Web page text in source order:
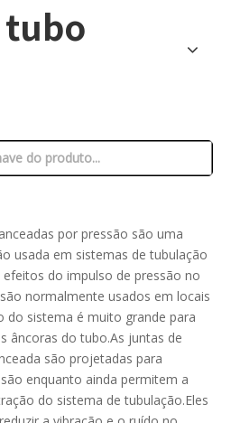
tubo
por pressão são uma
usada em sistemas de tubulação
do impulso de pressão no
normalmente usados ​​em locais
do sistema é muito grande para
âncoras do tubo.As juntas de
são projetadas para
enquanto ainda permitem a
do sistema de tubulação.Eles